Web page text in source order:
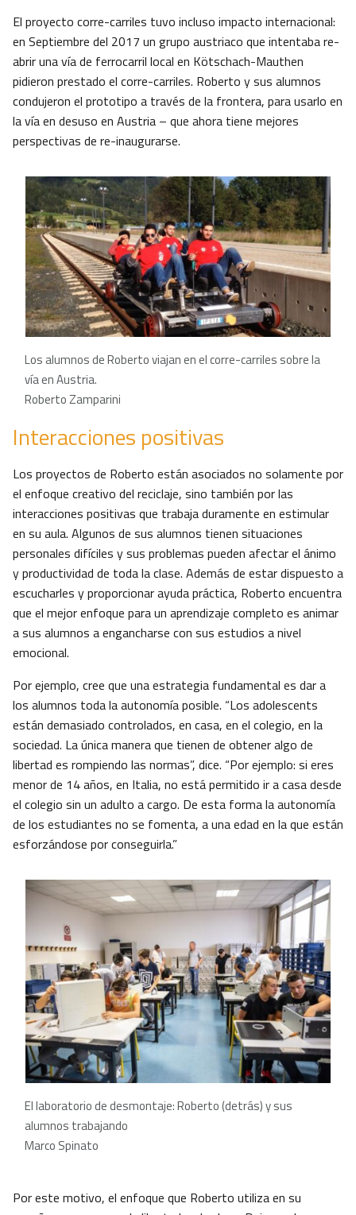
El proyecto corre-carriles tuvo incluso impacto internacional:
en Septiembre del 2017 un grupo austriaco que intentaba re-
abrir una vía de ferrocarril local en Kötschach-Mauthen
pidieron prestado el corre-carriles. Roberto y sus alumnos
condujeron el prototipo a través de la frontera, para usarlo en
la vía en desuso en Austria – que ahora tiene mejores
perspectivas de re-inaugurarse.
Los alumnos de Roberto viajan en el corre-carriles sobre la
vía en Austria.
Roberto Zamparini
Interacciones positivas
Los proyectos de Roberto están asociados no solamente por
el enfoque creativo del reciclaje, sino también por las
interacciones positivas que trabaja duramente en estimular
en su aula. Algunos de sus alumnos tienen situaciones
personales difíciles y sus problemas pueden afectar el ánimo
y productividad de toda la clase. Además de estar dispuesto a
escucharles y proporcionar ayuda práctica, Roberto encuentra
que el mejor enfoque para un aprendizaje completo es animar
a sus alumnos a engancharse con sus estudios a nivel
emocional.
Por ejemplo, cree que una estrategia fundamental es dar a
los alumnos toda la autonomía posible. “Los adolescents
están demasiado controlados, en casa, en el colegio, en la
sociedad. La única manera que tienen de obtener algo de
libertad es rompiendo las normas”, dice. “Por ejemplo: si eres
menor de 14 años, en Italia, no está permitido ir a casa desde
el colegio sin un adulto a cargo. De esta forma la autonomía
de los estudiantes no se fomenta, a una edad en la que están
esforzándose por conseguirla.”
El laboratorio de desmontaje: Roberto (detrás) y sus
alumnos trabajando
Marco Spinato
Por este motivo, el enfoque que Roberto utiliza en su